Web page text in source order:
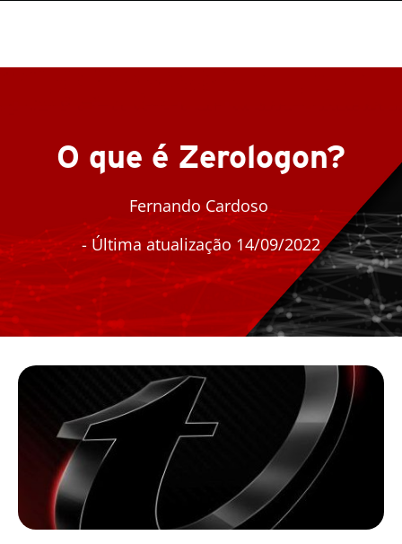
O que é Zerologon?
Fernando Cardoso
- Última atualização 14/09/2022